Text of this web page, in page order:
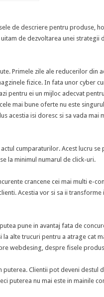
de descriere pentru produse,
de dezvoltarea unei strategii
Primele zile ale reducerilor din
fizice. In fata unor cyber
pentru ei un mijloc adecvat
mai bune oferte nu este
acestia isi doresc si sa vada mai
cumparaturilor. Acest lucru
la minimul numarul de click-uri.
crancene cei mai multi e-
Acestia vor si sa ii transforme
pune in avantaj fata de
alte trucuri pentru a atrage cat
webdesing, despre fisele
puterea. Clientii pot deveni destul
puterea nu mai este in mainile